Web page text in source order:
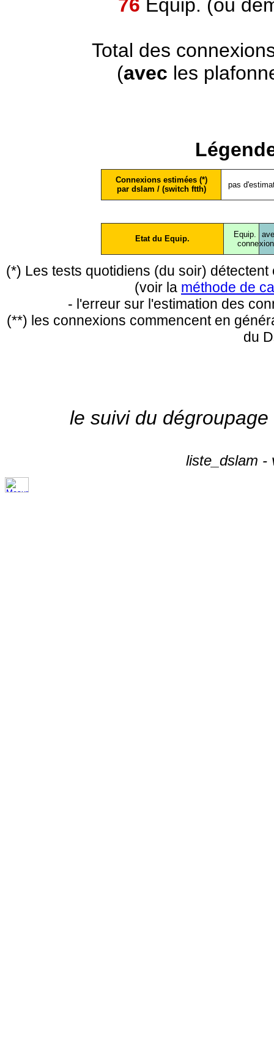
76 Equip. (ou
Total des
(avec les
Connexions estimées (*)
par dslam / (switch ftth)
pas
Etat du Equip.
Equip.
conne
(*) Les tests quotidiens (du soir)
(voir la méthode de
- l'erreur sur l'estimation des
(**) les connexions commencent en
du
le suivi du
liste_dslam -